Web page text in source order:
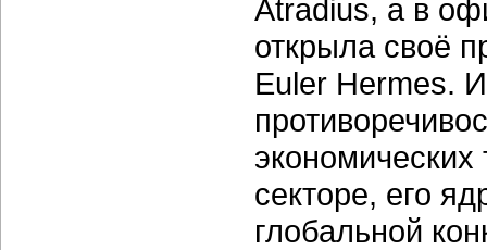
Atradius, а в
открыла своё
Euler Hermes.
секторе, его
глобальной